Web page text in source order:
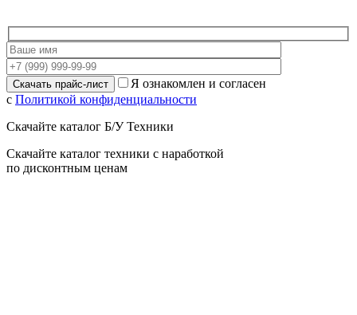
Я ознакомлен и согласен
с Политикой конфиденциальности
Скачайте каталог Б/У Техники
Скачайте каталог техники с наработкой
по дисконтным ценам